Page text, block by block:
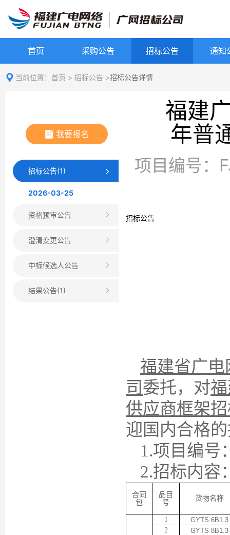
首页 采购公告 招标公告 通知
当前位置： 首页 > 招标公告 >招标公告详情
我要报名
招标公告(1)
2026-03-25
资格预审公告
澄清变更公告
中标候选人公告
结果公告(1)
福建
年普
项目编号：
招标公告
福建省广
司委托，对
供应商框架
迎国内合格
1.项目编号
2.招标内容
合同
包
品目
号
货物名称
1
GYTS 6B1.3
2
GYTS 8B1.3